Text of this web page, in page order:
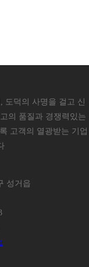
도덕의 사명을 걸고 신
의 품질과 경쟁력있는
고객의 열광받는 기업
성거읍